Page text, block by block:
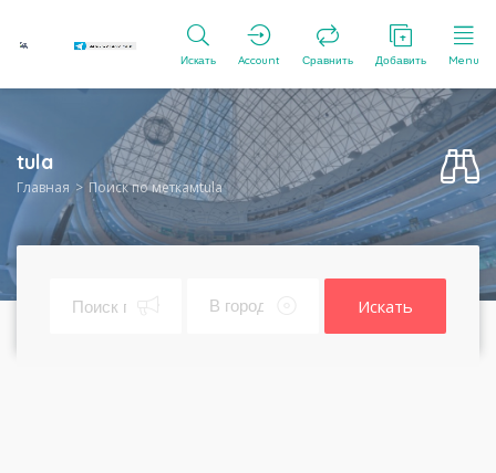
Искать Account Сравнить Добавить Menu
tula
Главная Поиск по меткамtula
Искать